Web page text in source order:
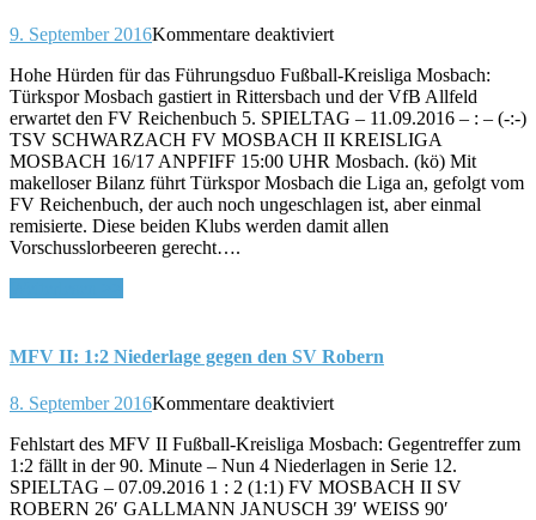
9. September 2016Kommentare deaktiviertfür
II:
Zu
Gast
beim
TSV
Schwarzach
Hohe Hürden für das Führungsduo Fußball-Kreisliga Mosbach:
Türkspor Mosbach gastiert in Rittersbach und der VfB Allfeld
erwartet den FV Reichenbuch 5. SPIELTAG – 11.09.2016 – : – (-:-)
TSV SCHWARZACH FV MOSBACH II KREISLIGA
MOSBACH 16/17 ANPFIFF 15:00 UHR Mosbach. (kö) Mit
makelloser Bilanz führt Türkspor Mosbach die Liga an, gefolgt vom
FV Reichenbuch, der auch noch ungeschlagen ist, aber einmal
remisierte. Diese beiden Klubs werden damit allen
Vorschusslorbeeren gerecht….
MFV II: 1:2 Niederlage gegen den SV Robern
8. September 2016Kommentare deaktiviertfür
II:
1:2
Niederlage
gegen
Fehlstart des MFV II Fußball-Kreisliga Mosbach: Gegentreffer zum
1:2 fällt in der 90. Minute – Nun 4 Niederlagen in Serie 12.
SPIELTAG – 07.09.2016 1 : 2 (1:1) FV MOSBACH II SV
ROBERN 26′ GALLMANN JANUSCH 39′ WEISS 90′